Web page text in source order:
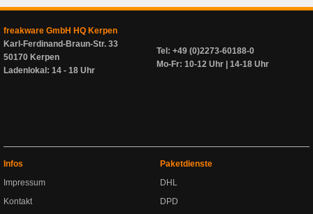
freakware GmbH HQ Kerpen
Karl-Ferdinand-Braun-Str. 33
50170 Kerpen
Ladenlokal: 14 - 18 Uhr
Tel: +49 (0)2273-60188-0
Mo-Fr: 10-12 Uhr | 14-18 Uhr
Infos
Impressum
Kontakt
Paketdienste
DHL
DPD